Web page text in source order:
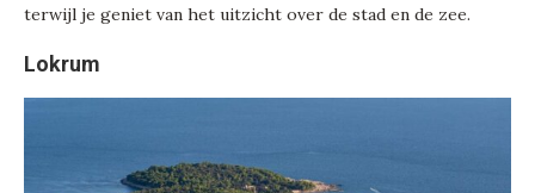
terwijl je geniet van het uitzicht over de stad en de zee.
Lokrum